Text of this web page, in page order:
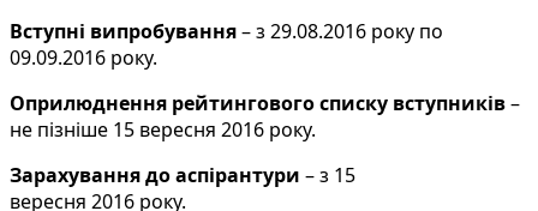
Вступні випробування– з 29.08.2016 року по
09.09.2016 року.
Оприлюднення рейтингового списку вступників–
не пізніше 15 вересня 2016 року.
Зарахування до аспірантури – з 15
вересня 2016 року.